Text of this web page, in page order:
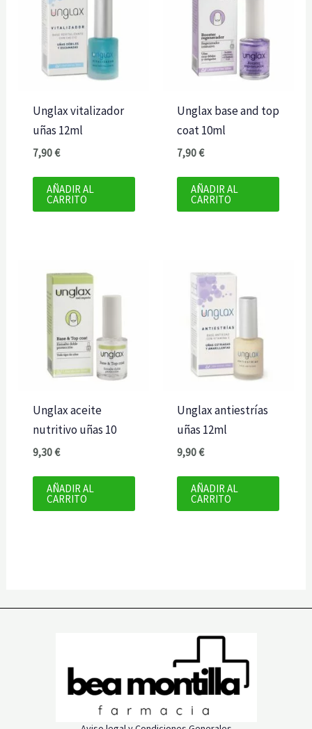
Unglax vitalizador
uñas 12ml
7,90€
AÑADIR AL
CARRITO
Unglax base and top
coat 10ml
7,90€
AÑADIR AL
CARRITO
Unglax aceite
nutritivo uñas 10
9,30€
AÑADIR AL
CARRITO
Unglax antiestrías
uñas 12ml
9,90€
AÑADIR AL
CARRITO